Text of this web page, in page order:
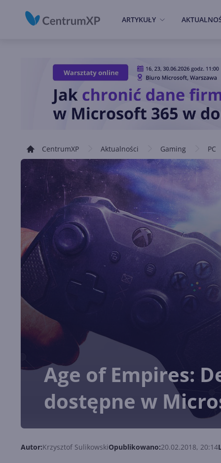
ARTYKUŁY
CentrumXP Aktualności Gaming PC
Age of Empires:
dostępne w
Autor:Krzysztof SulikowskiOpublikowano:20.02.2018, 20:14